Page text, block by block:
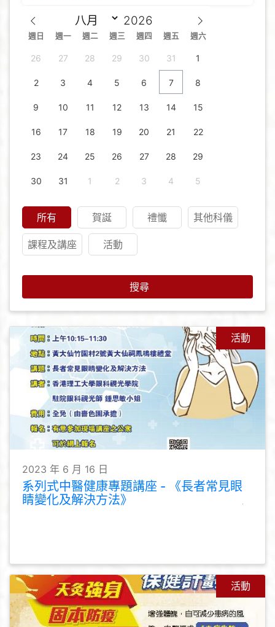
週日 週一 週二 週三 週四 週五 週六
26 27 28 29 30 31 1
2 3 4 5 6 7 8
9 10 11 12 13 14 15
16 17 18 19 20 21 22
23 24 25 26 27 28 29
30 31 1 2 3 4 5
所有 賀誕 禮懺 其他科儀
課程及講座 活動
搜尋
活動
2023 年 6 月 16 日
系列式中醫健康專題講座 - 《長者常見眼
睛變化及解決方法》
活動